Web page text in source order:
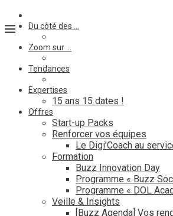
Du côté des …
Zoom sur …
Tendances
Expertises
15 ans 15 dates !
Offres
Start-up Packs
Renforcer vos équipes
Le Digi’Coach au
Formation
Buzz Innovation Day
Programme « Buzz
Programme « DOL
Veille & Insights
[Buzz Agenda] Vos